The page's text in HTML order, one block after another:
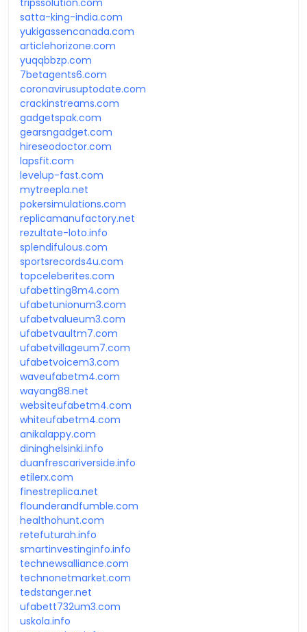
satta-king-india.com
yukigassencanada.com
articlehorizone.com
yuqqbbzp.com
7betagents6.com
coronavirusuptodate.com
crackinstreams.com
gadgetspak.com
gearsngadget.com
hireseodoctor.com
lapsfit.com
levelup-fast.com
mytreepla.net
pokersimulations.com
replicamanufactory.net
rezultate-loto.info
splendifulous.com
sportsrecords4u.com
topceleberites.com
ufabetting8m4.com
ufabetunionum3.com
ufabetvalueum3.com
ufabetvaultm7.com
ufabetvillageum7.com
ufabetvoicem3.com
waveufabetm4.com
wayang88.net
websiteufabetm4.com
whiteufabetm4.com
anikalappy.com
dininghelsinki.info
duanfrescariverside.info
etilerx.com
finestreplica.net
flounderandfumble.com
healthohunt.com
retefuturah.info
smartinvestinginfo.info
technewsalliance.com
technonetmarket.com
tedstanger.net
ufabett732um3.com
uskola.info